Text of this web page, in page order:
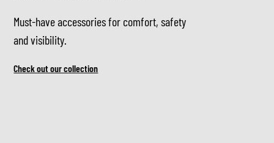
Must-have accessories for comfort, safety
and visibility.
Check out our collection